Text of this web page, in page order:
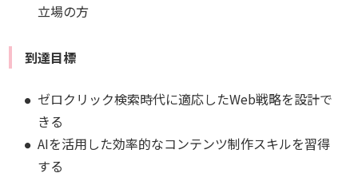
立場の方
到達目標
ゼロクリック検索時代に適応したWeb戦略を設計で
きる
AIを活用した効率的なコンテンツ制作スキルを習得
する